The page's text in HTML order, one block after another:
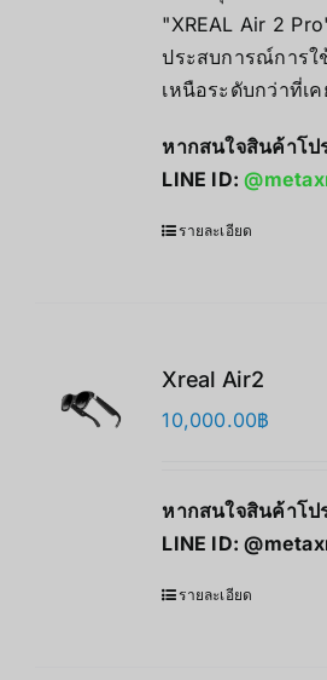
"XREAL Air 2
ประสบการณ์การใ
เหนือระดับกว่าที่เค
หากสนใจสินค้าโ
LINE ID:
รายละเอียด
Xreal Air2
10,000.00฿
หากสนใจสินค้าโ
LINE ID:
รายละเอียด